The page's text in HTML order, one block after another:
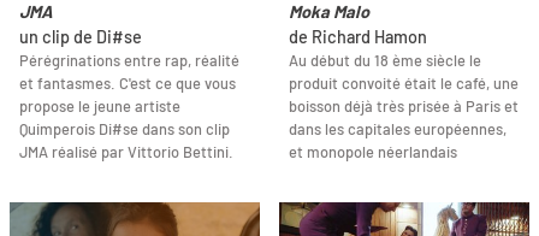
JMA
un clip de Di#se
Pérégrinations entre rap, réalité
et fantasmes. C'est ce que vous
propose le jeune artiste
Quimperois Di#se dans son clip
JMA réalisé par Vittorio Bettini.
Moka Malo
de Richard Hamon
Au début du 18 ème siècle le
produit convoité était le café, une
boisson déjà très prisée à Paris et
dans les capitales européennes,
et monopole néerlandais